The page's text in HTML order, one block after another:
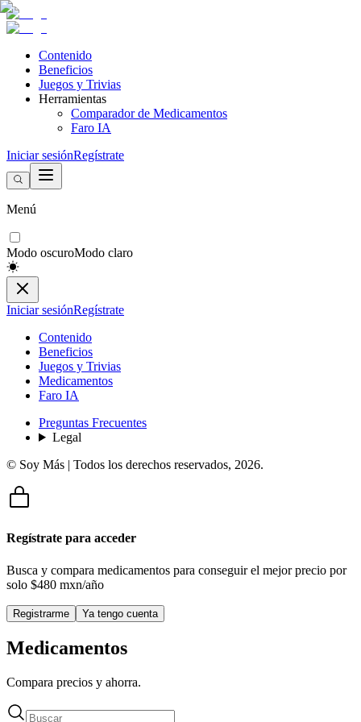
Contenido
Beneficios
Juegos y Trivias
Herramientas
Comparador de Medicamentos
Faro IA
Iniciar sesiónRegístrate
Menú
Modo oscuroModo claro
Iniciar sesiónRegístrate
Contenido
Beneficios
Juegos y Trivias
Medicamentos
Faro IA
Preguntas Frecuentes
Legal
© Soy Más | Todos los derechos reservados, 2026.
Regístrate para acceder
Busca y compara medicamentos para conseguir el mejor precio por
solo $480 mxn/año
Registrarme Ya tengo cuenta
Medicamentos
Compara precios y ahorra.